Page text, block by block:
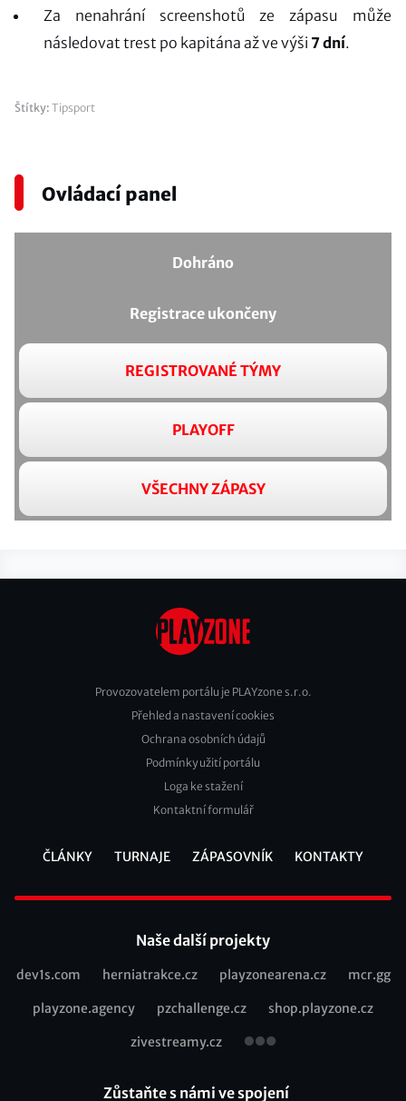
Za nenahrání screenshotů ze zápasu může
následovat trest po kapitána až ve výši 7 dní.
Štítky: Tipsport
Ovládací panel
Dohráno
Registrace ukončeny
REGISTROVANÉ TÝMY
PLAYOFF
VŠECHNY ZÁPASY
Footer
Provozovatelem portálu je PLAYzone s.r.o.
Přehled a nastavení cookies
Ochrana osobních údajů
Podmínky užití portálu
Loga ke stažení
Kontaktní formulář
ČLÁNKY TURNAJE ZÁPASOVNÍK KONTAKTY
Naše další projekty
Recommended
dev1s.com herniatrakce.cz playzonearena.cz mcr.gg
playzone.agency pzchallenge.cz shop.playzone.cz
zivestreamy.cz
Zůstaňte s námi ve spojení